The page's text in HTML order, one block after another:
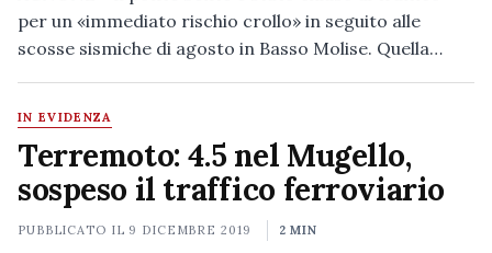
per un «immediato rischio crollo» in seguito alle
scosse sismiche di agosto in Basso Molise. Quella…
IN EVIDENZA
Terremoto: 4.5 nel Mugello,
sospeso il traffico ferroviario
PUBBLICATO IL 9 DICEMBRE 2019 2 MIN